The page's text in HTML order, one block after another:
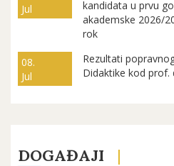
Jul
kandidata u prvu
akademske 2026/
rok
08.
Jul
Rezultati
Didaktike kod prof.
DOGAĐAJI